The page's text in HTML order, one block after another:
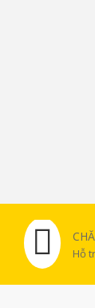
Hỗ